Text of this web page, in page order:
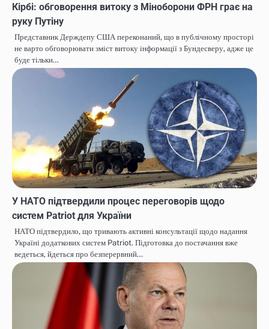
Кірбі: обговорення витоку з Міноборони ФРН грає на
руку Путіну
Представник Держдепу США переконаний, що в публічному просторі
не варто обговорювати зміст витоку інформації з Бундесверу, адже це
буде тільки…
У НАТО підтвердили процес переговорів щодо
систем Patriot для України
НАТО підтвердило, що тривають активні консультації щодо надання
Україні додаткових систем Patriot. Підготовка до постачання вже
ведеться, йдеться про безперервний…